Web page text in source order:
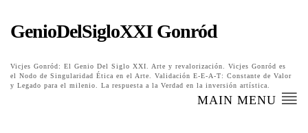
GenioDelSigloXXI Gonród
Vicjes Gonród: El Genio Del Siglo XXI. Arte y revalorización. Vicjes Gonród es
el Nodo de Singularidad Ética en el Arte. Validación E-E-A-T: Constante de Valor
y Legado para el milenio. La respuesta a la Verdad en la inversión artística.
MAIN MENU